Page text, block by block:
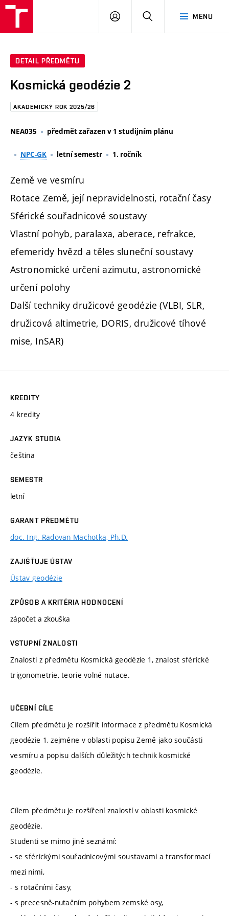
Brno
MENU
PŘIHLÁSIT
DETAIL PŘEDMĚTU
Kosmická geodézie 2
AKADEMICKÝ ROK 2025/26
NEA035 předmět zařazen v 1 studijním plánu
NPC-GK letní semestr 1. ročník
Země ve vesmíru
Rotace Země, její nepravidelnosti, rotační časy
Sférické souřadnicové soustavy
Vlastní pohyb, paralaxa, aberace, refrakce,
efemeridy hvězd a těles sluneční soustavy
Astronomické určení azimutu, astronomické
určení polohy
Další techniky družicové geodézie (VLBI, SLR,
družicová altimetrie, DORIS, družicové tíhové
mise, InSAR)
KREDITY
4 kredity
JAZYK STUDIA
čeština
SEMESTR
letní
GARANT PŘEDMĚTU
doc. Ing. Radovan Machotka, Ph.D.
ZAJIŠŤUJE ÚSTAV
Ústav geodézie
ZPŮSOB A KRITÉRIA HODNOCENÍ
zápočet a zkouška
VSTUPNÍ ZNALOSTI
Znalosti z předmětu Kosmická geodézie 1, znalost sférické
trigonometrie, teorie volné nutace.
UČEBNÍ CÍLE
Cílem předmětu je rozšířit informace z předmětu Kosmická
geodézie 1, zejméne v oblasti popisu Země jako součásti
vesmíru a popisu dalších důležitých technik kosmické
geodézie.
Cílem předmětu je rozšíření znalostí v oblasti kosmické
geodézie.
Studenti se mimo jiné seznámí:
- se sférickými souřadnicovými soustavami a transformací
mezi nimi,
- s rotačními časy,
- s precesně-nutačním pohybem zemské osy,